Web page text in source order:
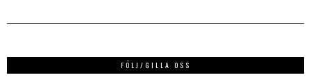
FÖLJ/GILLA OSS